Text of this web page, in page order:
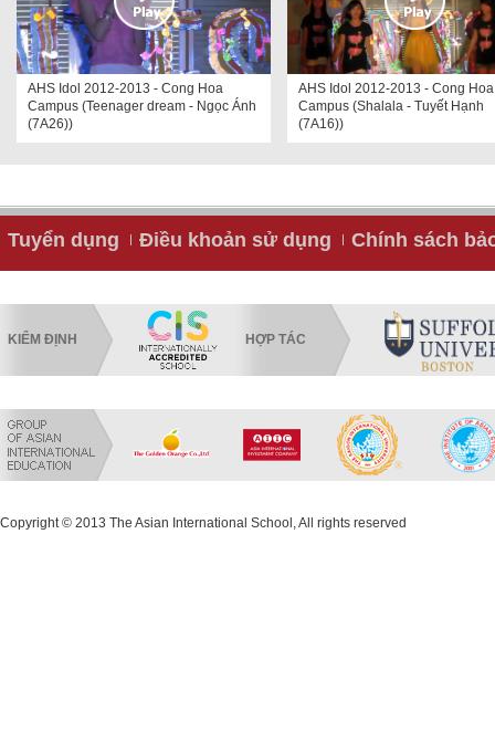
AHS Idol 2012-2013 - Cong Hoa
Campus (Teenager dream - Ngọc Ánh
(7A26))
AHS Idol 2012-2013 - Cong Hoa
Campus (Shalala - Tuyết Hạnh
(7A16))
Tuyển dụng Điều khoản sử dụng Chính sách
KIỂM ĐỊNH HỢP TÁC
Copyright © 2013 The Asian International School, All rights reserved